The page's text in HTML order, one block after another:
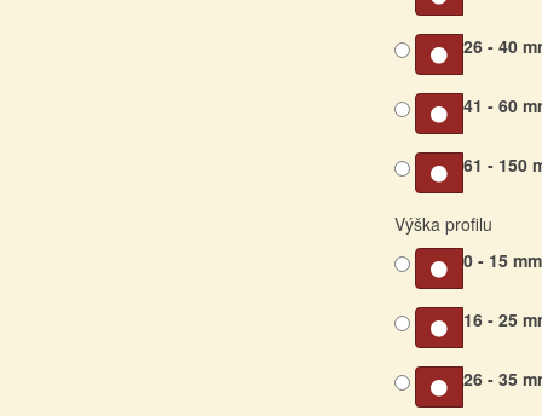
26 - 40
41 - 60
61 - 150
Výška profilu
0 - 15
16 - 25
26 - 35